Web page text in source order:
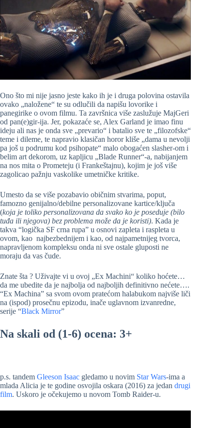
Ono što mi nije jasno jeste kako ih je i druga polovina ostavila
ovako „naložene“ te su odlučili da napišu lovorike i
panegirike o ovom filmu. Ta završnica više zaslužuje MajGeri
od pan(e)gir-ija. Jer, pokazaće se, Alex Garland je imao finu
ideju ali nas je onda sve „prevario“ i batalio sve te „filozofske“
teme i dileme, te napravio klasičan horor kliše „dama u nevolji
pa još u podrumu kod psihopate“ malo obogaćen slasher-om i
belim art dekorom, uz kapljicu „Blade Runner“-a, nabijanjem
na nos mita o Prometeju (i Frankeštajnu), kojim je još više
zagolicao pažnju vaskolike umetničke kritike.
Umesto da se više pozabavio običnim stvarima, poput,
famozno genijalno/debilne personalizovane kartice/ključa
(koja je toliko personalizovana da svako ko je poseduje (bilo
tuđa ili njegova) bez problema može da je koristi). Kada je
takva “logička SF crna rupa” u osnovi zapleta i raspleta u
ovom, kao najbezbednijem i kao, od najpametnijeg tvorca,
napravljenom kompleksu onda ni sve ostale gluposti ne
moraju da vas čude.
Znate šta ? Uživajte vi u ovoj „Ex Machini“ koliko hoćete…
da me ubedite da je najbolja od najboljih definitivno nećete….
“Ex Machina” sa svom ovom pratećom halabukom najviše liči
na (ispod) prosečnu epizodu, inače uglavnom izvanredne,
serije “Black Mirror”
Na skali od (1-6) ocena: 3+
p.s. tandem Gleeson Isaac gledamo u novim Star Wars-ima a
mlada Alicia je te godine osvojila oskara (2016) za jedan drugi
film. Uskoro je očekujemo u novom Tomb Raider-u.